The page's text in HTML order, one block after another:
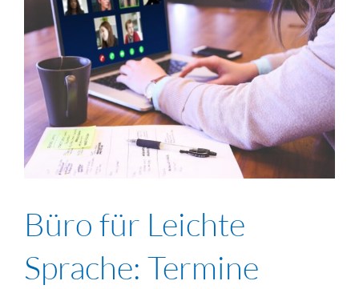
Büro für Leichte
Sprache: Termine